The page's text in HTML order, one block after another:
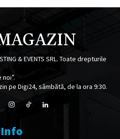
& EVENTS SRL. Toate drepturile
pe Digi24, sâmbătă, de la ora 9:30.
Info